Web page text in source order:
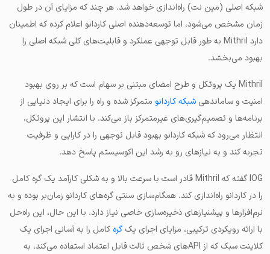
شبکه اصلی (مین نت) راه‌اندازی خواهد شد. هر چند که مزایای آن در طول
زمان مشخص می‌شود، اما توسعه‌دهنده اصلی کاردانو اعلام کرده که اطمینان
دارد Mithril به طور قابل توجهی عملکرد و قابلیت‌های کلی شبکه اصلی را
بهبود می‌بخشد.
Mithril یک پروتکل و طرح امضای مبتنی بر سهام است که بر روی بهبود
امنیت و ساماندهی شبکه کاردانو متمرکز شده و راه را برای ایجاد دنیایی از
برنامه‌ها و تصمیم‌گیری‌های غیرمتمرکز باز می‌کند. با انتشار این پروتکل،
انتظار می‌رود که شبکه کاردانو بهبود قابل توجهی را در کارایی و ظرفیت
تجربه کند و به نیازهای رو به رشد این اکوسیستم پاسخ دهد.
IOG گفته که Mithril قادر است با سرعت بالا و به شکلی کارآمد یک گره کامل
را در کاردانو راه‌اندازی کند. همگام‌سازی سنتی گره‌های کاردانو زمان‌بر بوده و به
نرم‌افزارها و پیشنیازهای ذخیره‌سازی خاصی نیاز دارد. با این حال، این راه‌حل
با ارائه رویکردی ترکیبی، مزایای اجرای یکگره کامل را به آسانی اجرای یک
کلاینت سبک که از API‌های شخص ثالث قابل اعتماد استفاده می‌کند، به